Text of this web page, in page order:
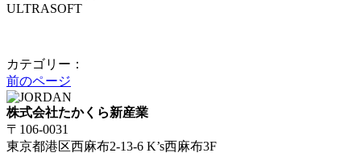
ULTRASOFT
カテゴリー：
前のページ
株式会社たかくら新産業
〒106-0031
東京都港区西麻布2-13-6 K’s西麻布3F